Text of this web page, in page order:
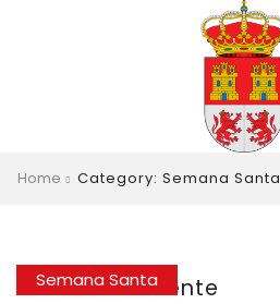
Home Category: Semana Santa
Semana Santa
Viacrucis Viviente